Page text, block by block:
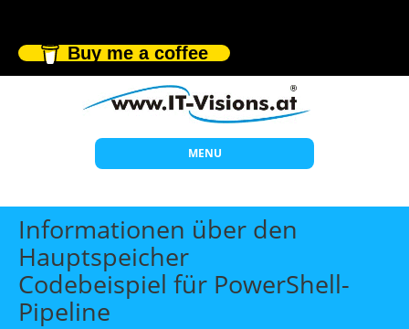
Buy me a coffee
MENU
Start
Themen
Beratung
Informationen über den
Hauptspeicher
Codebeispiel für PowerShell-
Pipeline